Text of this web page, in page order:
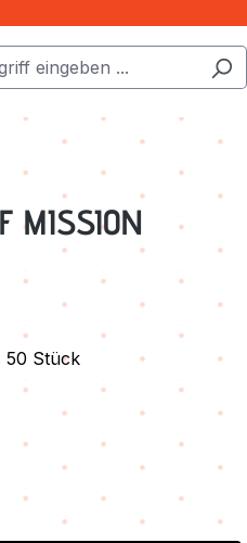
0 Positionen. Der
MISSION
50 Stück